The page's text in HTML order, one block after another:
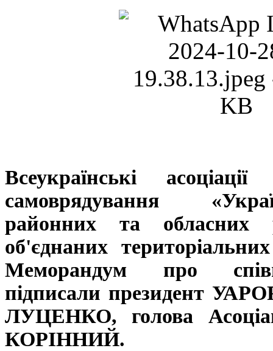
Всеукраїнські
самоврядування
районних та обласних
об'єднаних
Меморандум про
підписали президент
ЛУЦЕНКО, голова
КОРІННИЙ.